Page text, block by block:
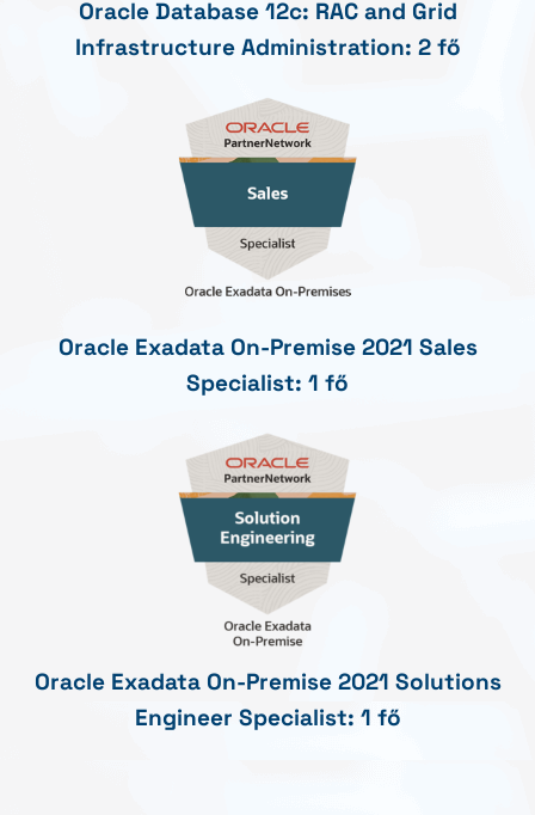
Oracle Database 12c: RAC and Grid
Infrastructure Administration: 2 fő
Oracle Exadata On-Premise 2021 Sales
Specialist: 1 fő
Oracle Exadata On-Premise 2021 Solutions
Engineer Specialist: 1 fő